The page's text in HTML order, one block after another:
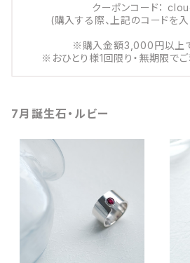
クーポンコード：
(購入する際、上記のコードを入
※購入金額3,000円以上
※おひとり様1回限り・無期限でご
7月誕生石・ルビー